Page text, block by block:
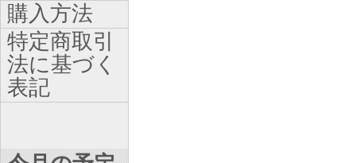
購入方法
特定商取引
法に基づく
表記